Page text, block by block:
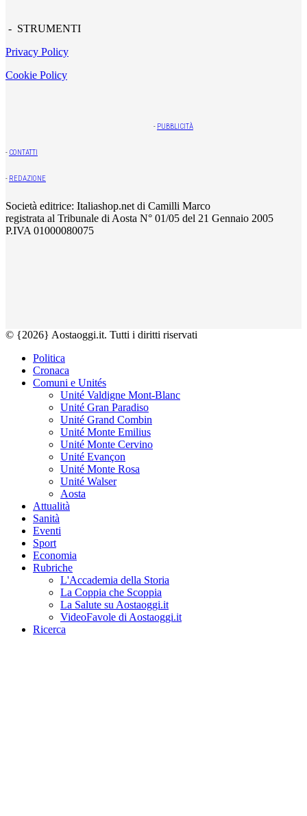
- STRUMENTI
Privacy Policy
Cookie Policy
- PUBBLICITÀ
- CONTATTI
- REDAZIONE
Società editrice: Italiashop.net di Camilli Marco
registrata al Tribunale di Aosta N° 01/05 del 21 Gennaio 2005
P.IVA 01000080075
© {2026} Aostaoggi.it. Tutti i diritti riservati
Politica
Cronaca
Comuni e Unités
Unité Valdigne Mont-Blanc
Unité Gran Paradiso
Unité Grand Combin
Unité Monte Emilius
Unité Monte Cervino
Unité Evançon
Unité Monte Rosa
Unité Walser
Aosta
Attualità
Sanità
Eventi
Sport
Economia
Rubriche
L'Accademia della Storia
La Coppia che Scoppia
La Salute su Aostaoggi.it
VideoFavole di Aostaoggi.it
Ricerca